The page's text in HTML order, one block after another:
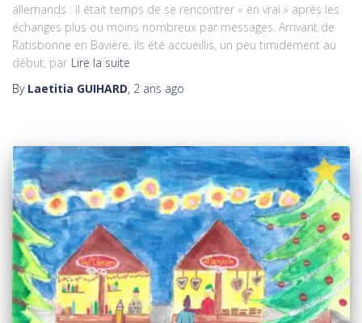
allemands : il était temps de se rencontrer « en vrai » après les
échanges plus ou moins nombreux par messages. Arrivant de
Ratisbonne en Bavière, ils été accueillis, un peu timidement au
début, par Lire la suite
By Laetitia GUIHARD, 2 ans ago